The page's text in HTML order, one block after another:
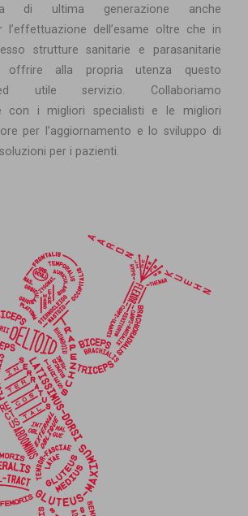
di ultima generazione anche
l’effettuazione dell’esame oltre che in
strutture sanitarie e parasanitarie
offrire alla propria utenza questo
utile servizio. Collaboriamo
con i migliori specialisti e le migliori
per l’aggiornamento e lo sviluppo di
per i pazienti.